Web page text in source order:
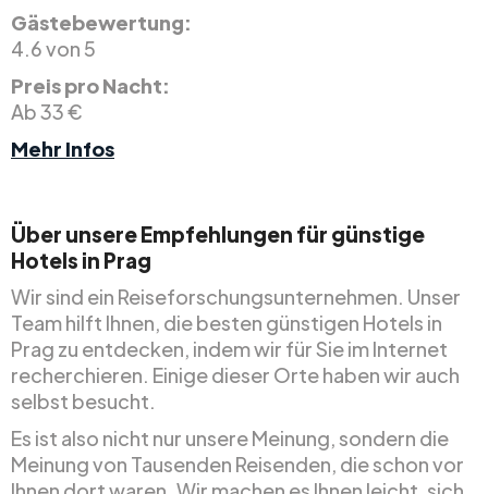
Gästebewertung:
4.6 von 5
Preis pro Nacht:
Ab 33 €
Mehr Infos
Über unsere Empfehlungen für günstige
Hotels in Prag
Wir sind ein Reiseforschungsunternehmen. Unser
Team hilft Ihnen, die besten günstigen Hotels in
Prag zu entdecken, indem wir für Sie im Internet
recherchieren. Einige dieser Orte haben wir auch
selbst besucht.
Es ist also nicht nur unsere Meinung, sondern die
Meinung von Tausenden Reisenden, die schon vor